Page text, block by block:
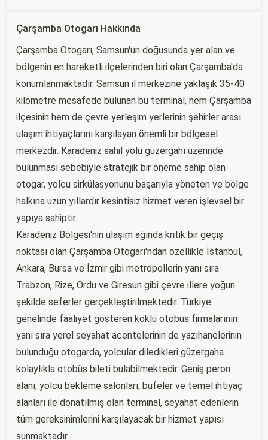
Çarşamba Otogarı Hakkında
Çarşamba Otogarı, Samsun'un doğusunda yer alan ve
bölgenin en hareketli ilçelerinden biri olan Çarşamba'da
konumlanmaktadır. Samsun il merkezine yaklaşık 35-40
kilometre mesafede bulunan bu terminal, hem Çarşamba
ilçesinin hem de çevre yerleşim yerlerinin şehirler arası
ulaşım ihtiyaçlarını karşılayan önemli bir bölgesel
merkezdir. Karadeniz sahil yolu güzergahı üzerinde
bulunması sebebiyle stratejik bir öneme sahip olan
otogar, yolcu sirkülasyonunu başarıyla yöneten ve bölge
halkına uzun yıllardır kesintisiz hizmet veren işlevsel bir
yapıya sahiptir.
Karadeniz Bölgesi'nin ulaşım ağında kritik bir geçiş
noktası olan Çarşamba Otogarı'ndan özellikle İstanbul,
Ankara, Bursa ve İzmir gibi metropollerin yanı sıra
Trabzon, Rize, Ordu ve Giresun gibi çevre illere yoğun
şekilde seferler gerçekleştirilmektedir. Türkiye
genelinde faaliyet gösteren köklü otobüs firmalarının
yanı sıra yerel seyahat acentelerinin de yazıhanelerinin
bulunduğu otogarda, yolcular diledikleri güzergaha
kolaylıkla otobüs bileti bulabilmektedir. Geniş peron
alanı, yolcu bekleme salonları, büfeler ve temel ihtiyaç
alanları ile donatılmış olan terminal, seyahat edenlerin
tüm gereksinimlerini karşılayacak bir hizmet yapısı
sunmaktadır.